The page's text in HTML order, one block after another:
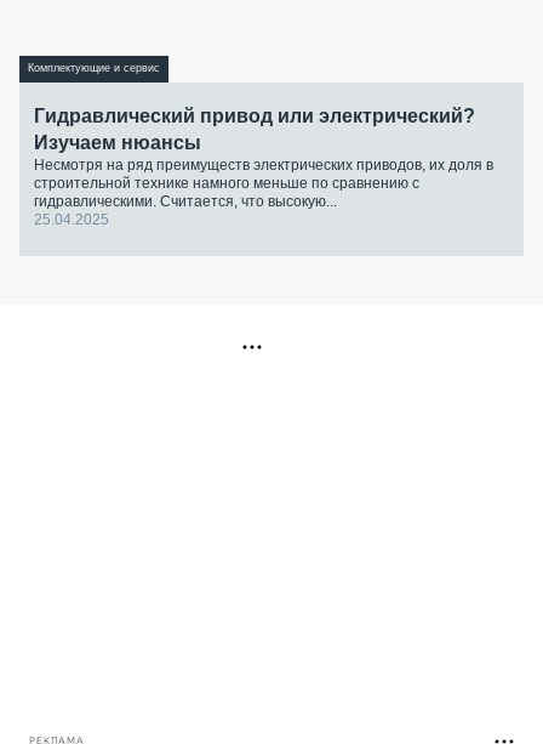
Комплектующие и сервис
Гидравлический привод или электрический?
Изучаем нюансы
Несмотря на ряд преимуществ электрических приводов, их доля в
строительной технике намного меньше по сравнению с
гидравлическими. Считается, что высокую...
25.04.2025
РЕКЛАМА